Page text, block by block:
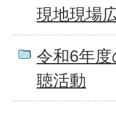
現地現場
令和6年
聴活動